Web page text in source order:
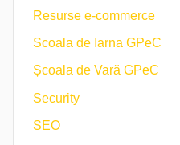
Resurse e-commerce
Scoala de Iarna GPeC
Școala de Vară GPeC
Security
SEO